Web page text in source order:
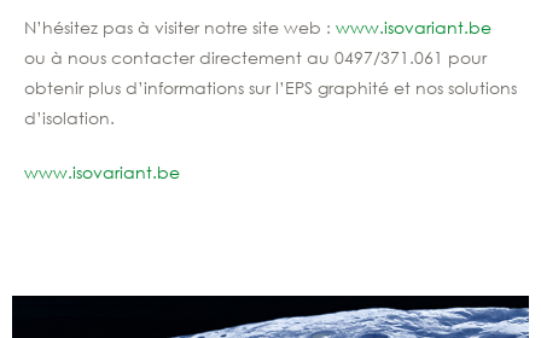
N’hésitez pas à visiter notre site web : www.isovariant.be
ou à nous contacter directement au 0497/371.061 pour
obtenir plus d’informations sur l’EPS graphité et nos solutions
d’isolation.
www.isovariant.be